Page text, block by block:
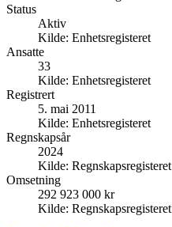
Status
Aktiv
Kilde: Enhetsregisteret
Ansatte
33
Kilde: Enhetsregisteret
Registrert
5. mai 2011
Kilde: Enhetsregisteret
Regnskapsår
2024
Kilde: Regnskapsregisteret
Omsetning
292 923 000 kr
Kilde: Regnskapsregisteret